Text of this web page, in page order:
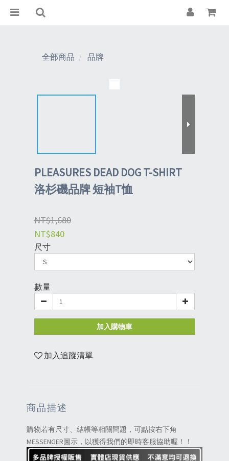
全部商品 品牌
PLEASURES DEAD DOG T-SHIRT
洛杉磯品牌 短袖T恤
NT$1,680
NT$840
尺寸
數量
加入購物車
加入追蹤清單
商品描述
購物若有尺寸、結帳等相關問題，可點按右下角
MESSENGER圖示，以獲得我們的即時客服協助喔！！